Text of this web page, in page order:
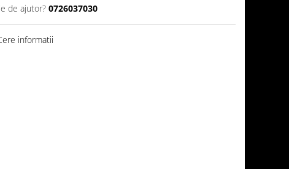
de ajutor? 0726037030
informatii